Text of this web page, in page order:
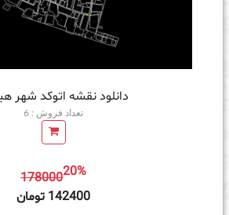
دانلود نقشه اتوکد شهر
تعداد فروش : 6
17800020%
142400 تومان